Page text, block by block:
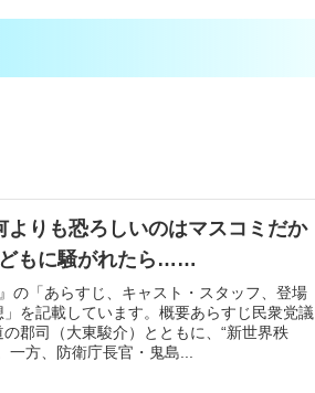
りも恐ろしいのはマスコミだか
もに騒がれたら……
「あらすじ、キャスト・スタッフ、登場
を記載しています。 概要あらすじ民衆党議
郡司（大東駿介）とともに、“新世界秩
一方、防衛庁長官・鬼島...